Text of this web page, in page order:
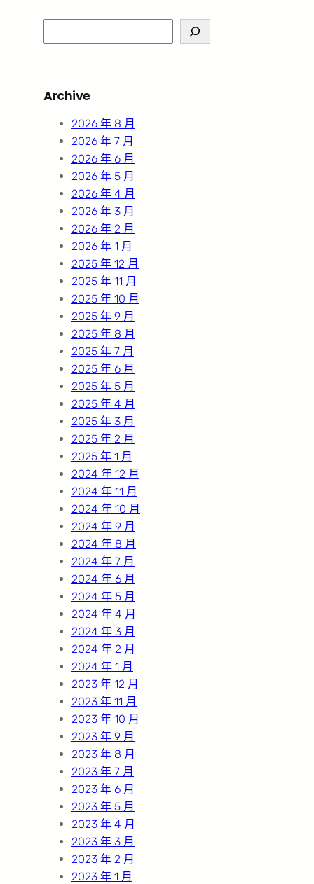
e
c
Archive
2026 年 8 月
2026 年 7 月
2026 年 6 月
2026 年 5 月
2026 年 4 月
2026 年 3 月
2026 年 2 月
2026 年 1 月
2025 年 12 月
2025 年 11 月
2025 年 10 月
2025 年 9 月
2025 年 8 月
2025 年 7 月
2025 年 6 月
2025 年 5 月
2025 年 4 月
2025 年 3 月
2025 年 2 月
2025 年 1 月
2024 年 12 月
2024 年 11 月
2024 年 10 月
2024 年 9 月
2024 年 8 月
2024 年 7 月
2024 年 6 月
2024 年 5 月
2024 年 4 月
2024 年 3 月
2024 年 2 月
2024 年 1 月
2023 年 12 月
2023 年 11 月
2023 年 10 月
2023 年 9 月
2023 年 8 月
2023 年 7 月
2023 年 6 月
2023 年 5 月
2023 年 4 月
2023 年 3 月
2023 年 2 月
2023 年 1 月